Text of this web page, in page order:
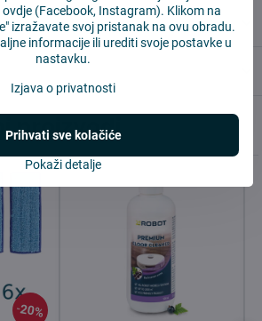
proizvodi
20%
(Facebook, Instagram). Klikom na
izražavate svoj pristanak na ovu obradu.
informacije ili urediti svoje postavke u
nastavku.
Izjava o privatnosti
Pokaži detalje
Prihvati sve kolačiće